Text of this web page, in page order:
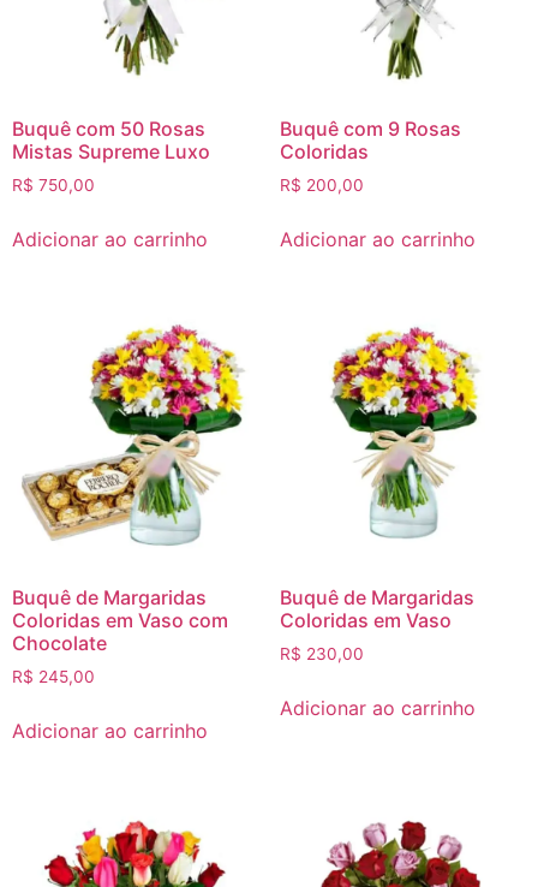
Buquê com 50 Rosas
Mistas Supreme Luxo
R$ 750,00
Adicionar ao carrinho
Buquê com 9 Rosas
Coloridas
R$ 200,00
Adicionar ao carrinho
Buquê de Margaridas
Coloridas em Vaso com
Chocolate
R$ 245,00
Adicionar ao carrinho
Buquê de Margaridas
Coloridas em Vaso
R$ 230,00
Adicionar ao carrinho